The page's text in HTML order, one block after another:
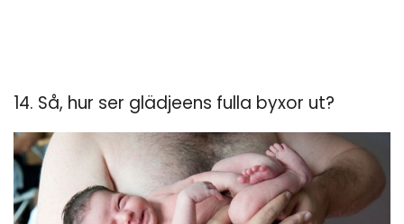
14. Så, hur ser glädjeens fulla byxor ut?